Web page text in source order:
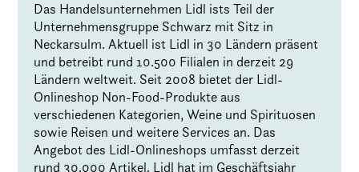
Das Handelsunternehmen Lidl ists Teil der
Unternehmensgruppe Schwarz mit Sitz in
Neckarsulm. Aktuell ist Lidl in 30 Ländern präsent
und betreibt rund 10.500 Filialen in derzeit 29
Ländern weltweit. Seit 2008 bietet der Lidl-
Onlineshop Non-Food-Produkte aus
verschiedenen Kategorien, Weine und Spirituosen
sowie Reisen und weitere Services an. Das
Angebot des Lidl-Onlineshops umfasst derzeit
rund 30.000 Artikel. Lidl hat im Geschäftsjahr